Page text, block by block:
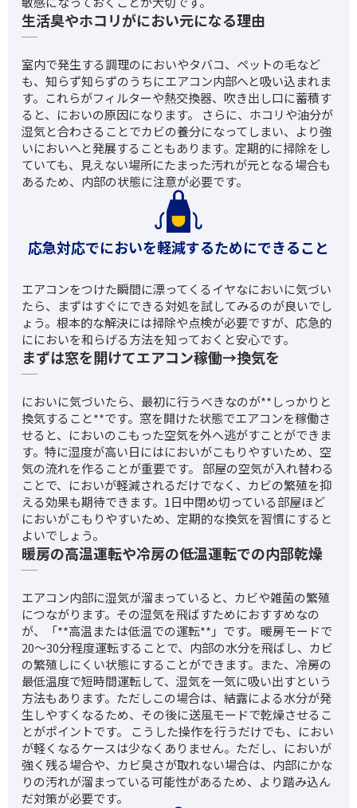
生活臭やホコリがにおい元になる理由
室内で発生する調理のにおいやタバコ、ペットの毛など
も、知らず知らずのうちにエアコン内部へと吸い込まれま
す。これらがフィルターや熱交換器、吹き出し口に蓄積す
ると、においの原因になります。 さらに、ホコリや油分が
湿気と合わさることでカビの養分になってしまい、より強
いにおいへと発展することもあります。定期的に掃除をし
ていても、見えない場所にたまった汚れが元となる場合も
あるため、内部の状態に注意が必要です。
応急対応でにおいを軽減するためにできること
エアコンをつけた瞬間に漂ってくるイヤなにおいに気づい
たら、まずはすぐにできる対処を試してみるのが良いでし
ょう。根本的な解決には掃除や点検が必要ですが、応急的
ににおいを和らげる方法を知っておくと安心です。
まずは窓を開けてエアコン稼働→換気を
においに気づいたら、最初に行うべきなのが**しっかりと
換気すること**です。窓を開けた状態でエアコンを稼働さ
せると、においのこもった空気を外へ逃がすことができま
す。特に湿度が高い日にはにおいがこもりやすいため、空
気の流れを作ることが重要です。 部屋の空気が入れ替わる
ことで、においが軽減されるだけでなく、カビの繁殖を抑
える効果も期待できます。1日中閉め切っている部屋ほど
においがこもりやすいため、定期的な換気を習慣にすると
よいでしょう。
暖房の高温運転や冷房の低温運転での内部乾燥
エアコン内部に湿気が溜まっていると、カビや雑菌の繁殖
につながります。その湿気を飛ばすためにおすすめなの
が、「**高温または低温での運転**」です。 暖房モードで
20〜30分程度運転することで、内部の水分を飛ばし、カビ
の繁殖しにくい状態にすることができます。また、冷房の
最低温度で短時間運転して、湿気を一気に吸い出すという
方法もあります。ただしこの場合は、結露による水分が発
生しやすくなるため、その後に送風モードで乾燥させるこ
とがポイントです。 こうした操作を行うだけでも、におい
が軽くなるケースは少なくありません。ただし、においが
強く残る場合や、カビ臭さが取れない場合は、内部にかな
りの汚れが溜まっている可能性があるため、より踏み込ん
だ対策が必要です。